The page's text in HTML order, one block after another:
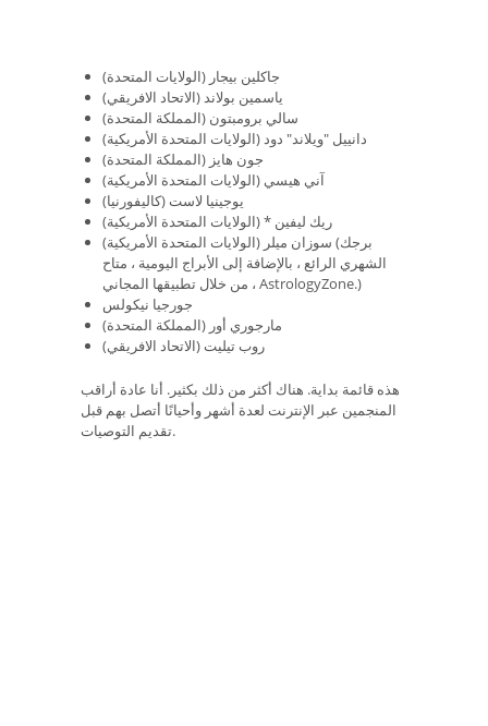
جاكلين بيجار (الولايات المتحدة)
ياسمين بولاند (الاتحاد الافريقي)
سالي برومبتون (المملكة المتحدة)
دانييل "ويلاند" دود (الولايات المتحدة الأمريكية)
جون هايز (المملكة المتحدة)
آني هيسي (الولايات المتحدة الأمريكية)
يوجينيا لاست (كاليفورنيا)
ريك ليفين * (الولايات المتحدة الأمريكية)
سوزان ميلر (الولايات المتحدة الأمريكية) (برجك
الشهري الرائع ، بالإضافة إلى الأبراج اليومية ، متاح
من خلال تطبيقها المجاني ، AstrologyZone.)
جورجيا نيكولس
مارجوري أور (المملكة المتحدة)
روب تيليت (الاتحاد الافريقي)
هذه قائمة بداية. هناك أكثر من ذلك بكثير. أنا عادة أراقب
المنجمين عبر الإنترنت لعدة أشهر وأحيانًا أتصل بهم قبل
تقديم التوصيات.